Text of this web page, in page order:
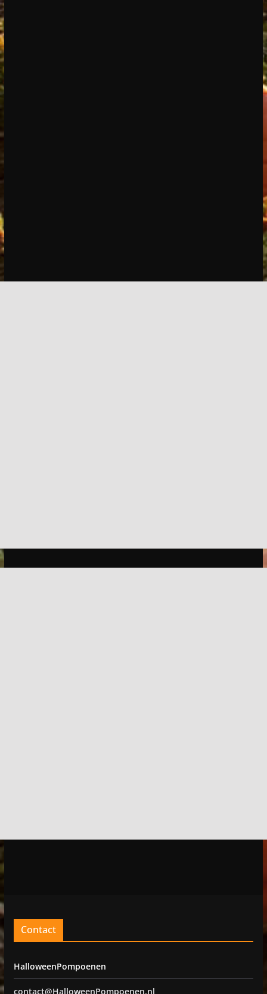
Contact
HalloweenPompoenen
contact@HalloweenPompoenen.nl